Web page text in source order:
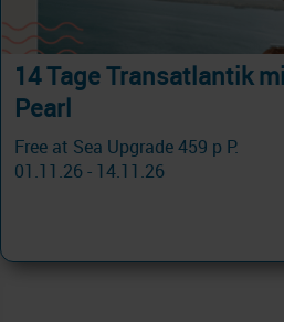
Winterreisen auf dem
November & Dezember 2026 jetzt
01.11.26 - 23.12.26